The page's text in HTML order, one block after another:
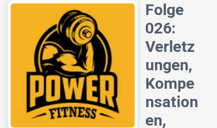
Folge
026:
Verletz
ungen,
Kompe
nsation
en,